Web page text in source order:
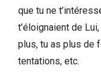
que tu ne
t’éloignaient de
plus, tu as plus de
tentations, etc.